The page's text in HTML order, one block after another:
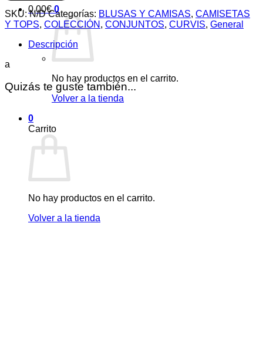
0,00€ 0
No hay productos en el carrito.
Volver a la tienda
0
Carrito
No hay productos en el carrito.
Volver a la tienda
SKU:N/D Categorías: BLUSAS Y CAMISAS, CAMISETAS
Y TOPS, COLECCIÓN , CONJUNTOS, CURVIS, General
Descripción
a
Quizás te guste también...